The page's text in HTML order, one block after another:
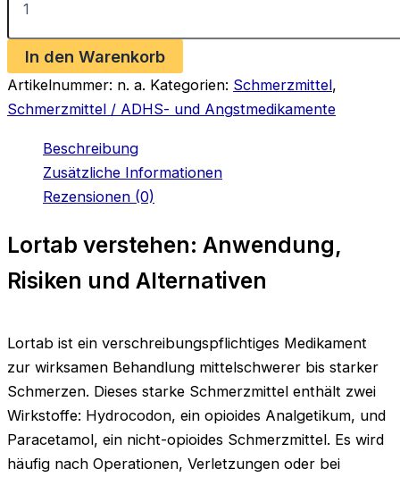
Menge
In den Warenkorb
Artikelnummer: n. a. Kategorien: Schmerzmittel,
Schmerzmittel / ADHS- und Angstmedikamente
Beschreibung
Zusätzliche Informationen
Rezensionen (0)
Lortab verstehen: Anwendung,
Risiken und Alternativen
Lortab ist ein verschreibungspflichtiges Medikament
zur wirksamen Behandlung mittelschwerer bis starker
Schmerzen. Dieses starke Schmerzmittel enthält zwei
Wirkstoffe: Hydrocodon, ein opioides Analgetikum, und
Paracetamol, ein nicht-opioides Schmerzmittel. Es wird
häufig nach Operationen, Verletzungen oder bei